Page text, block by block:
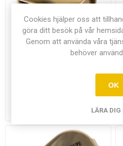
Cookies hjälper oss att
göra ditt besök på vår
Genom att använda våra
behöver
OK
LÄRA DIG